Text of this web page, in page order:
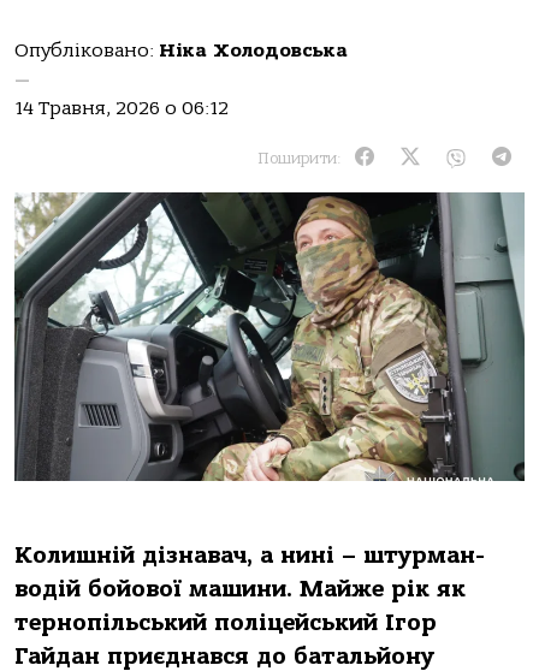
Опубліковано: Ніка Холодовська
—
14 Травня, 2026 о 06:12
Поширити:
Колишній дізнавач, а нині – штурман-
водій бойової машини. Майже рік як
тернопільський поліцейський Ігор
Гайдан приєднався до батальйону